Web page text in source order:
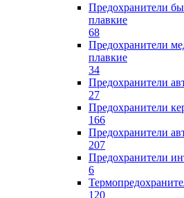
Предохранители
плавкие
68
Предохранители
плавкие
34
Предохранители
27
Предохранители
166
Предохранители
207
Предохранители
6
120